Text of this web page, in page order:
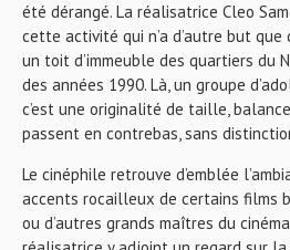
été dérangé. La réalisatrice Cleo
cette activité qui n’a d’autre but que
un toit d’immeuble des quartiers du
des années 1990. Là, un groupe
c’est une originalité de taille,
passent en contrebas, sans
Le cinéphile retrouve d’emblée
accents rocailleux de certains films
ou d’autres grands maîtres du